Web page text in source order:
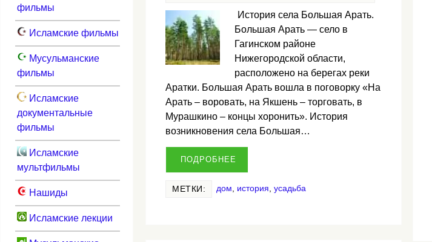
История села Большая Арать.
Большая Арать — село в
Гагинском районе
Нижегородской области,
расположено на берегах реки
Аратки. Большая Арать вошла в поговорку «На
Арать – воровать, на Якшень – торговать, в
Мурашкино – концы хоронить». История
возникновения села Большая…
ПОДРОБНЕЕ
МЕТКИ: дом история усадьба
фильмы
Исламские фильмы
Мусульманские
фильмы
Исламские
документальные
фильмы
Исламские
мультфильмы
Нашиды
Исламские лекции